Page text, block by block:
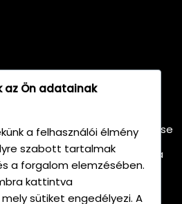
színpadi textíliák
belsőépítészeti textíliák kezelése
égésgátló impregnálása
az Ön adatainak
a felhasználói élmény
szabott tartalmak
a forgalom elemzésében.
kattintva
sütiket engedélyezi. A